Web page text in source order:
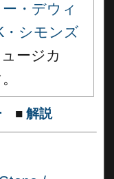
・デウィ
・シモンズ
ージカ
■ 解説